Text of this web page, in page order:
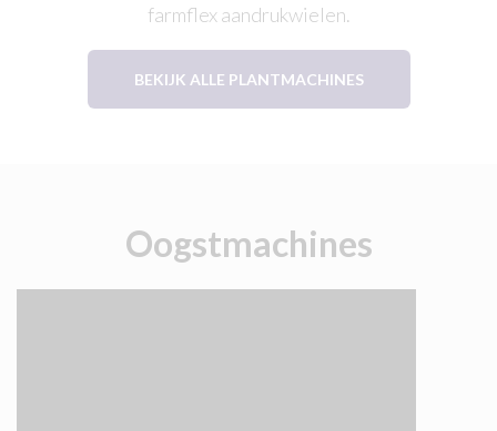
farmflex aandrukwielen.
BEKIJK ALLE PLANTMACHINES
Oogstmachines